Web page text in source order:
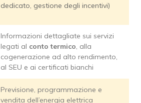
dedicato, gestione degli incentivi)
Informazioni dettagliate sui servizi
legati al conto termico, alla
cogenerazione ad alto rendimento,
al SEU e ai certificati bianchi
Previsione, programmazione e
vendita dell’energia elettrica